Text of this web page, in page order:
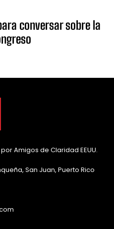
conversar sobre la
Amigos de Claridad EEUU.
San Juan, Puerto Rico